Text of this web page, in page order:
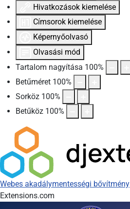
Hivatkozások kiemelése
Címsorok kiemelése
Képernyőolvasó
Olvasási mód
Tartalom nagyítása 100%
Betűméret 100%
Sorköz 100%
Betűköz 100%
Webes akadálymentességi bővítmény
Extensions.com